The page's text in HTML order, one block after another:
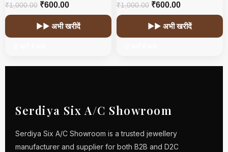
₹1,000.00 ₹600.00
▶▶ अभी खरीदें
₹1,000.00 ₹600.00
▶▶ अभी खरीदें
Serdiya Six A/C Showroom
Serdiya Six A/C Showroom is a trusted jewellery
manufacturer and supplier for both B2B and D2C